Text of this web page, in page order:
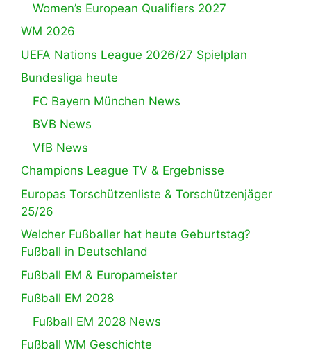
Women’s European Qualifiers 2027
WM 2026
UEFA Nations League 2026/27 Spielplan
Bundesliga heute
FC Bayern München News
BVB News
VfB News
Champions League TV & Ergebnisse
Europas Torschützenliste & Torschützenjäger
25/26
Welcher Fußballer hat heute Geburtstag?
Fußball in Deutschland
Fußball EM & Europameister
Fußball EM 2028
Fußball EM 2028 News
Fußball WM Geschichte